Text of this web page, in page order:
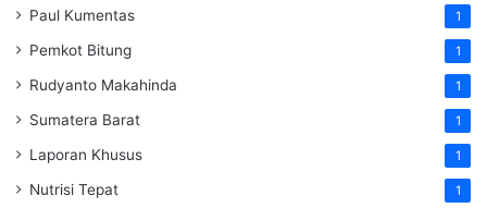
Paul Kumentas 1
Pemkot Bitung 1
Rudyanto Makahinda 1
Sumatera Barat 1
Laporan Khusus 1
Nutrisi Tepat 1